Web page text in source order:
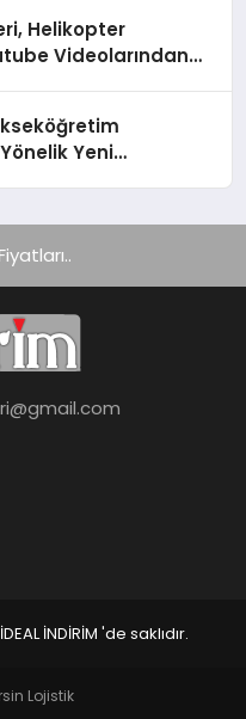
Helikopter
Videolarından
Yeni
İNDİRİM 'de saklıdır.
Lojistik